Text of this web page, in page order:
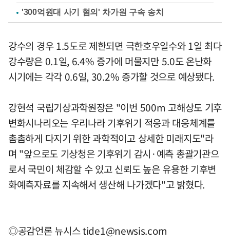
'300억원대 사기 혐의' 차가원 구속 송치
강수의 경우 1.5도로 제한되면 극한호우일수와 1일 최다
강수량은 0.1일, 6.4% 증가에 머물지만 5.0도 온난화
시기에는 각각 0.6일, 30.2% 증가할 것으로 예상됐다.
강현석 국립기상과학원장은 "이번 500m 고해상도 기후
변화시나리오는 우리나라 기후위기 적응과 대응체계를
촘촘하게 다지기 위한 과학적이고 상세한 미래지도"라
며 "앞으로도 기상청은 기후위기 감시·예측 총괄기관으
로서 국민이 체감할 수 있고 신뢰도 높은 유용한 기후변
화예측자료를 지속해서 생산해 나가겠다"고 밝혔다.
◎공감언론 뉴시스tide1@newsis.com